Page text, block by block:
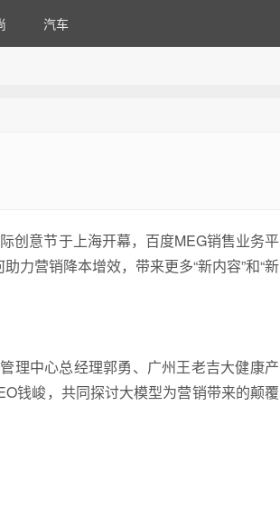
汽车
创意节于上海开幕，百度MEG销售业务平
力营销降本增效，带来更多“新内容”和“新
理中心总经理郭勇、广州王老吉大健康产
钱峻，共同探讨大模型为营销带来的颠覆